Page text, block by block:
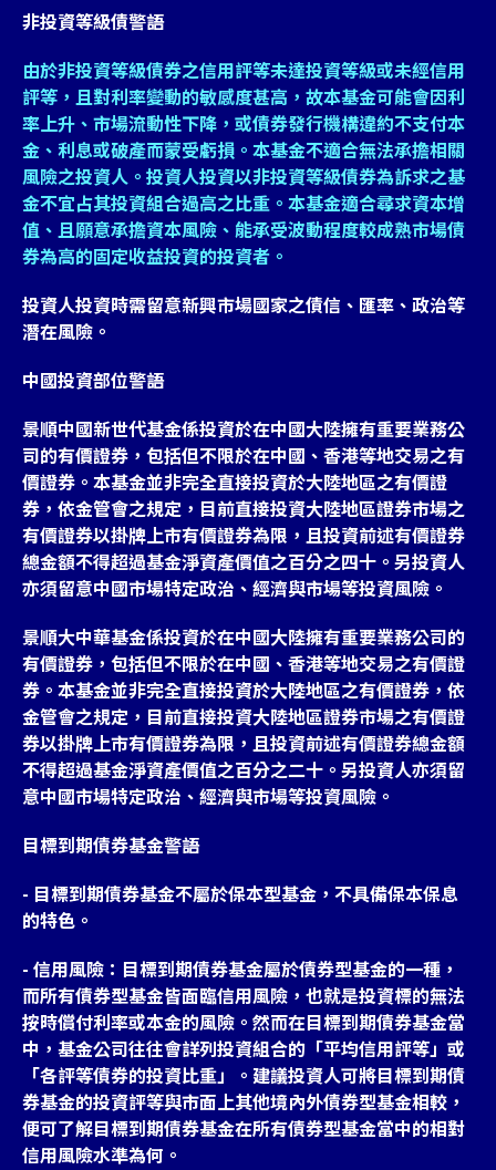
非投資等級債警語
由於非投資等級債券之信用評等未達投資等級或未經信用
評等，且對利率變動的敏感度甚高，故本基金可能會因利
率上升、市場流動性下降，或債券發行機構違約不支付本
金、利息或破產而蒙受虧損。本基金不適合無法承擔相關
風險之投資人。投資人投資以非投資等級債券為訴求之基
金不宜占其投資組合過高之比重。本基金適合尋求資本增
值、且願意承擔資本風險、能承受波動程度較成熟市場債
券為高的固定收益投資的投資者。
投資人投資時需留意新興市場國家之債信、匯率、政治等
潛在風險。
中國投資部位警語
景順中國新世代基金係投資於在中國大陸擁有重要業務公
司的有價證券，包括但不限於在中國、香港等地交易之有
價證券。本基金並非完全直接投資於大陸地區之有價證
券，依金管會之規定，目前直接投資大陸地區證券市場之
有價證券以掛牌上市有價證券為限，且投資前述有價證券
總金額不得超過基金淨資產價值之百分之四十。另投資人
亦須留意中國市場特定政治、經濟與市場等投資風險。
景順大中華基金係投資於在中國大陸擁有重要業務公司的
有價證券，包括但不限於在中國、香港等地交易之有價證
券。本基金並非完全直接投資於大陸地區之有價證券，依
金管會之規定，目前直接投資大陸地區證券市場之有價證
券以掛牌上市有價證券為限，且投資前述有價證券總金額
不得超過基金淨資產價值之百分之二十。另投資人亦須留
意中國市場特定政治、經濟與市場等投資風險。
目標到期債券基金警語
- 目標到期債券基金不屬於保本型基金，不具備保本保息
的特色。
- 信用風險：目標到期債券基金屬於債券型基金的一種，
而所有債券型基金皆面臨信用風險，也就是投資標的無法
按時償付利率或本金的風險。然而在目標到期債券基金當
中，基金公司往往會詳列投資組合的「平均信用評等」或
「各評等債券的投資比重」。建議投資人可將目標到期債
券基金的投資評等與市面上其他境內外債券型基金相較，
便可了解目標到期債券基金在所有債券型基金當中的相對
信用風險水準為何。